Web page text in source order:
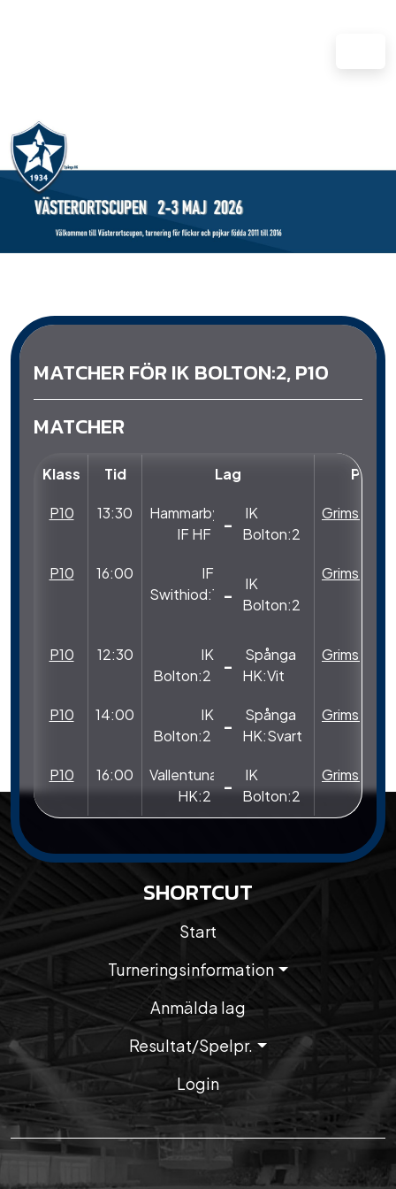
MATCHER FÖR IK BOLTON:2, P10
MATCHER
Klass Tid Lag Plan
P10 13:30
Hammarby
IF HF
-
IK
Bolton:2
P10 16:00
IF
Swithiod:1 -
IK
Bolton:2
P10 12:30
IK
Bolton:2
-
Spånga
HK:Vit
P10 14:00
IK
Bolton:2
-
Spånga
HK:Svart
P10 16:00
Vallentuna
HK:2
-
IK
Bolton:2
SHORTCUT
Start
Turneringsinformation
Anmälda lag
Resultat/Spelpr.
Login